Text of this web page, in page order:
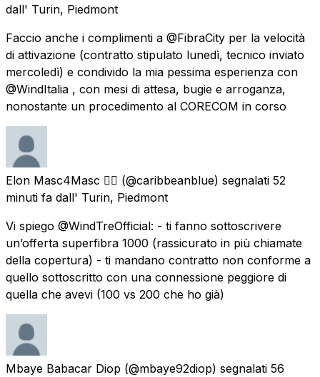
dall' Turin, Piedmont
Faccio anche i complimenti a @FibraCity per la velocità
di attivazione (contratto stipulato lunedì, tecnico inviato
mercoledì) e condivido la mia pessima esperienza con
@WindItalia , con mesi di attesa, bugie e arroganza,
nonostante un procedimento al CORECOM in corso
Elon Masc4Masc 🏳️‍🌈 (@caribbeanblue) segnalati 52
minuti fa dall' Turin, Piedmont
Vi spiego @WindTreOfficial: - ti fanno sottoscrivere
un’offerta superfibra 1000 (rassicurato in più chiamate
della copertura) - ti mandano contratto non conforme a
quello sottoscritto con una connessione peggiore di
quella che avevi (100 vs 200 che ho già)
Mbaye Babacar Diop (@mbaye92diop) segnalati 56